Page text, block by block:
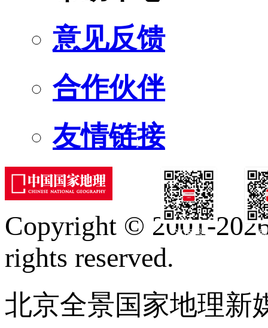
意见反馈
合作伙伴
友情链接
订阅号
Copyright © 2001-
rights reserved.
北京全景国家地理新